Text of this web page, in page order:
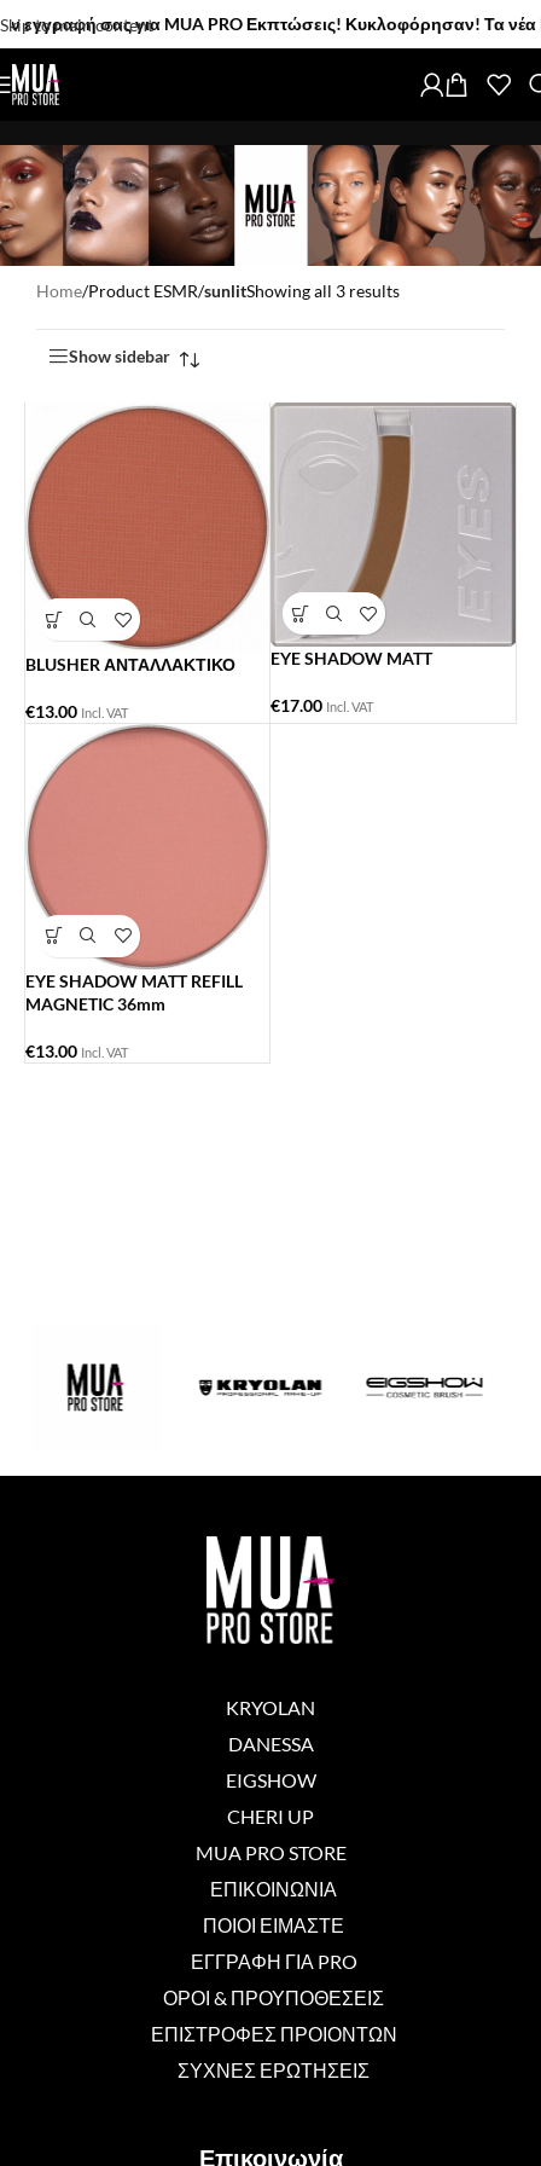
Skip to main content
σας για MUA PRO Εκπτώσεις! Κυκλοφόρησαν! Τα νέα
Home/Product ESMR/sunlitShowing all 3 results
Show sidebar
BLUSHER ΑΝΤΑΛΛΑΚΤΙΚΟ
€13.00 Incl. VAT
EYE SHADOW MATT
€17.00 Incl. VAT
EYE SHADOW MATT REFILL
MAGNETIC 36mm
€13.00 Incl. VAT
KRYOLAN
DANESSA
EIGSHOW
CHERI UP
MUA PRO STORE
ΕΠΙΚΟΙΝΩΝΙΑ
ΠΟΙΟΙ ΕΙΜΑΣΤΕ
ΕΓΓΡΑΦΗ ΓΙΑ PRO
ΟΡΟΙ & ΠΡΟΥΠΟΘΕΣΕΙΣ
ΕΠΙΣΤΡΟΦΕΣ ΠΡΟΙΟΝΤΩΝ
ΣΥΧΝΕΣ ΕΡΩΤΗΣΕΙΣ
Επικοινωνία